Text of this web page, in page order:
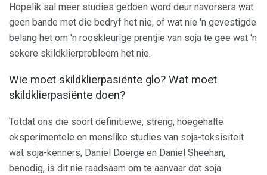
Hopelik sal meer studies gedoen word deur navorsers wat
geen bande met die bedryf het nie, of wat nie 'n gevestigde
belang het om 'n rooskleurige prentjie van soja te gee wat 'n
sekere skildklierprobleem het nie.
Wie moet skildklierpasiënte glo? Wat moet
skildklierpasiënte doen?
Totdat ons die soort definitiewe, streng, hoëgehalte
eksperimentele en menslike studies van soja-toksisiteit
wat soja-kenners, Daniel Doerge en Daniel Sheehan,
benodig, is dit nie raadsaam om te aanvaar dat soja